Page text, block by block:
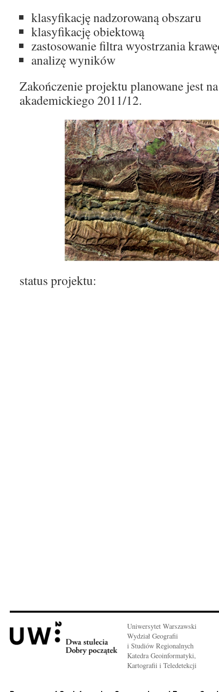
klasyfikację nadzorowaną obszaru
klasyfikację obiektową
zastosowanie filtra wyostrzania
analizę wyników
Zakończenie projektu planowane jest
akademickiego 2011/12.
status projektu:
Uniwersytet Warszawski
Wydział Geografii
i Studiów Regionalnych
Katedra Geoinformatyki,
Kartografii i Teledetekcji